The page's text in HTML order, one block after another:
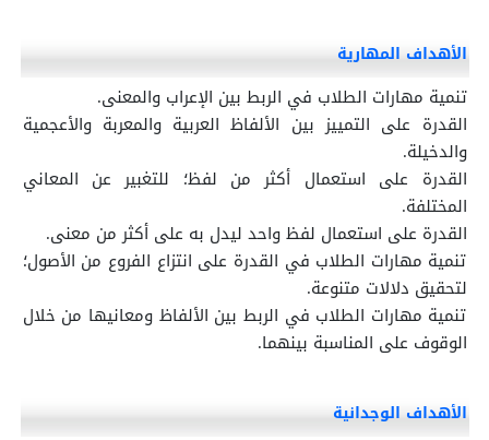
الأهداف المهارية
تنمية مهارات الطلاب في الربط بين الإعراب والمعنى.
القدرة على التمييز بين الألفاظ العربية والمعربة والأعجمية
والدخيلة.
القدرة على استعمال أكثر من لفظ؛ للتغبير عن المعاني
المختلفة.
القدرة على استعمال لفظ واحد ليدل به على أكثر من معنى.
تنمية مهارات الطلاب في القدرة على انتزاع الفروع من الأصول؛
لتحقيق دلالات متنوعة.
تنمية مهارات الطلاب في الربط بين الألفاظ ومعانيها من خلال
الوقوف على المناسبة بينهما.
الأهداف الوجدانية